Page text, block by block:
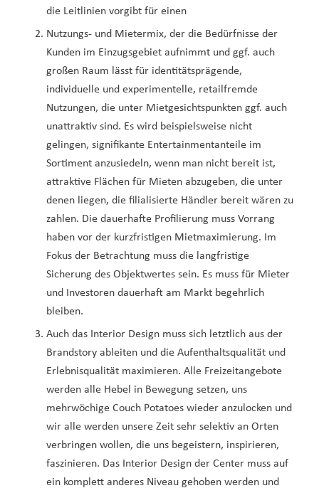
die Leitlinien vorgibt für einen
Nutzungs- und Mietermix, der die Bedürfnisse der
Kunden im Einzugsgebiet aufnimmt und ggf. auch
großen Raum lässt für identitätsprägende,
individuelle und experimentelle, retailfremde
Nutzungen, die unter Mietgesichtspunkten ggf. auch
unattraktiv sind. Es wird beispielsweise nicht
gelingen, signifikante Entertainmentanteile im
Sortiment anzusiedeln, wenn man nicht bereit ist,
attraktive Flächen für Mieten abzugeben, die unter
denen liegen, die filialisierte Händler bereit wären zu
zahlen. Die dauerhafte Profilierung muss Vorrang
haben vor der kurzfristigen Mietmaximierung. Im
Fokus der Betrachtung muss die langfristige
Sicherung des Objektwertes sein. Es muss für Mieter
und Investoren dauerhaft am Markt begehrlich
bleiben.
Auch das Interior Design muss sich letztlich aus der
Brandstory ableiten und die Aufenthaltsqualität und
Erlebnisqualität maximieren. Alle Freizeitangebote
werden alle Hebel in Bewegung setzen, uns
mehrwöchige Couch Potatoes wieder anzulocken und
wir alle werden unsere Zeit sehr selektiv an Orten
verbringen wollen, die uns begeistern, inspirieren,
faszinieren. Das Interior Design der Center muss auf
ein komplett anderes Niveau gehoben werden und